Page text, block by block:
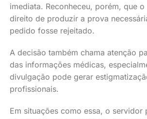
imediata. Reconheceu, porém, que
direito de produzir a prova
pedido fosse rejeitado.
A decisão também chama atenção
das informações médicas,
divulgação pode gerar
profissionais.
Em situações como essa, o servidor